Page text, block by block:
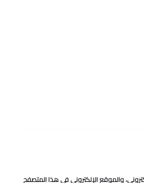
والموقع الإلكتروني في هذا المتصفح